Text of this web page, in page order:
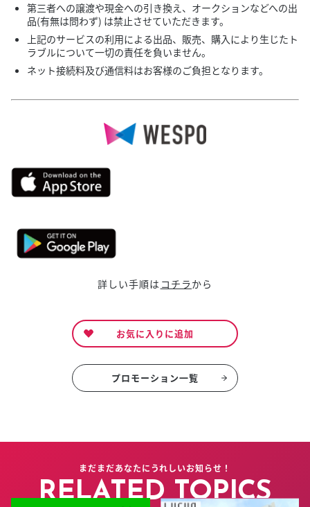
第三者への譲渡や現金への引き換え、オークションなどへの出
品(有無は問わず) は禁止させていただきます。
上記のサービスの利用による出品、販売、購入により生じたト
ラブルについて一切の責任を負いません。
ネット接続料及び通信料はお客様のご負担となります。
詳しい手順は コチラから
お気に入りに追加
プロモーション一覧
まだまだあなたにうれしいお知らせ！
RELATED TOPICS